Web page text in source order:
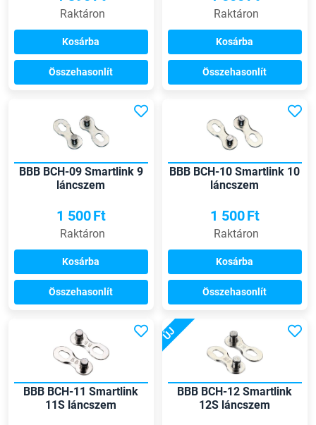
Raktáron
Kosárba
Összehasonlít
Raktáron
Kosárba
Összehasonlít
BBB BCH-09 Smartlink 9
láncszem
1 500Ft
Raktáron
Kosárba
Összehasonlít
BBB BCH-10 Smartlink 10
láncszem
1 500Ft
Raktáron
Kosárba
Összehasonlít
BBB BCH-11 Smartlink
11S láncszem
ÚJ
BBB BCH-12 Smartlink
12S láncszem